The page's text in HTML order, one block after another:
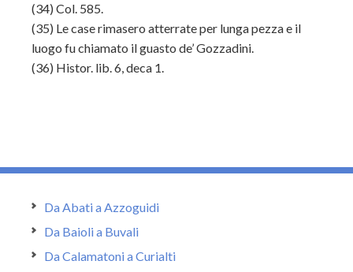
(34) Col. 585.
(35) Le case rimasero atterrate per lunga pezza e il
luogo fu chiamato il guasto de’ Gozzadini.
(36) Histor. lib. 6, deca 1.
Da Abati a Azzoguidi
Da Baioli a Buvali
Da Calamatoni a Curialti